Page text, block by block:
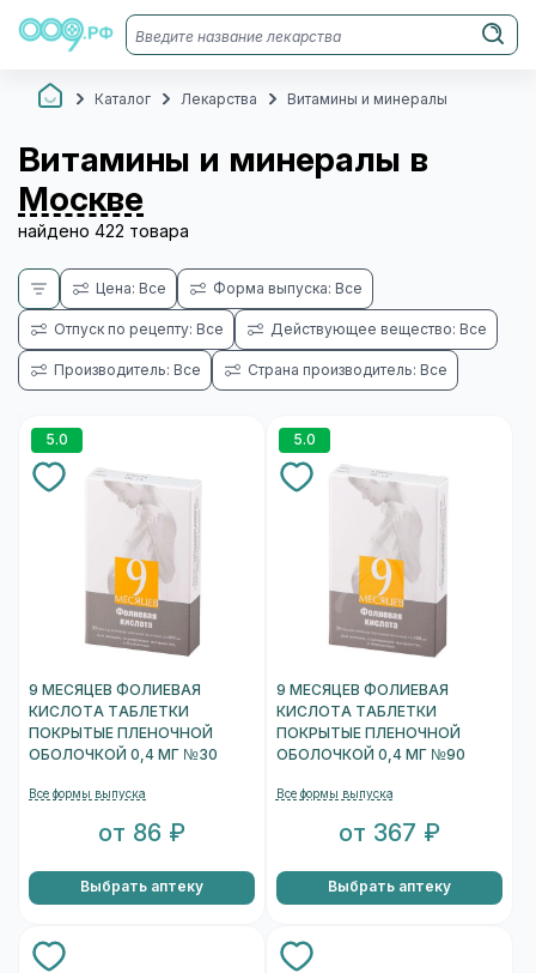
Каталог Лекарства Витамины и минералы
Витамины и минералы в
Москве
найдено 422 товара
Цена: Все Форма выпуска: Все
Отпуск по рецепту: Все Действующее вещество: Все
Производитель: Все Страна производитель: Все
5.0
9 МЕСЯЦЕВ ФОЛИЕВАЯ
КИСЛОТА ТАБЛЕТКИ
ПОКРЫТЫЕ ПЛЕНОЧНОЙ
ОБОЛОЧКОЙ 0,4 МГ №30
Все формы выпуска
от 86 ₽
Выбрать аптеку
5.0
9 МЕСЯЦЕВ ФОЛИЕВАЯ
КИСЛОТА ТАБЛЕТКИ
ПОКРЫТЫЕ ПЛЕНОЧНОЙ
ОБОЛОЧКОЙ 0,4 МГ №90
Все формы выпуска
от 367 ₽
Выбрать аптеку